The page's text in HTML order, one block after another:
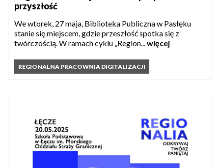
przyszłość
We wtorek, 27 maja, Biblioteka Publiczna w Pasłęku
stanie się miejscem, gdzie przeszłość spotka się z
twórczością. W ramach cyklu „Region...więcej
REGIONALNA PRACOWNIA DIGITALIZACJI